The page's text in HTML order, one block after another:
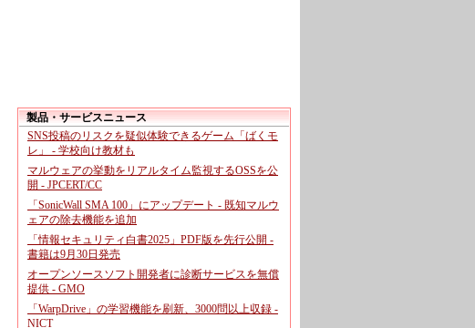
製品・サービスニュース
SNS投稿のリスクを疑似体験できるゲーム「ばくモ
レ」 - 学校向け教材も
マルウェアの挙動をリアルタイム監視するOSSを公
開 - JPCERT/CC
「SonicWall SMA 100」にアップデート - 既知マルウ
ェアの除去機能を追加
「情報セキュリティ白書2025」PDF版を先行公開 -
書籍は9月30日発売
オープンソースソフト開発者に診断サービスを無償
提供 - GMO
「WarpDrive」の学習機能を刷新、3000問以上収録 -
NICT